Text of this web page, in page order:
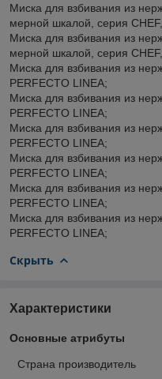
Миска для взбивания из
мерной шкалой, серия
Миска для взбивания из
мерной шкалой, серия
Миска для взбивания из
PERFECTO LINEA;
Миска для взбивания из
PERFECTO LINEA;
Миска для взбивания из
PERFECTO LINEA;
Миска для взбивания из
PERFECTO LINEA;
Миска для взбивания из
PERFECTO LINEA;
Миска для взбивания из
PERFECTO LINEA;
Скрыть
Характеристики
Основные атрибуты
Страна производитель